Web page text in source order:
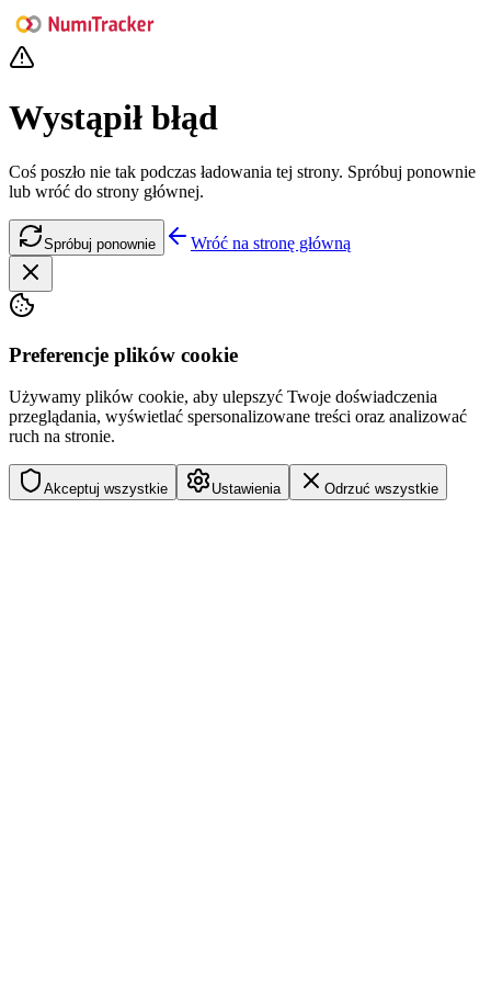
Wystąpił błąd
Coś poszło nie tak podczas ładowania tej strony. Spróbuj ponownie
lub wróć do strony głównej.
Spróbuj ponownie Wróć na stronę główną
Preferencje plików cookie
Używamy plików cookie, aby ulepszyć Twoje doświadczenia
przeglądania, wyświetlać spersonalizowane treści oraz analizować
ruch na stronie.
Akceptuj wszystkie Ustawienia Odrzuć wszystkie